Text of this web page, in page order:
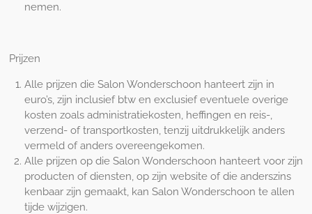
nemen.
Prijzen
Alle prijzen die Salon Wonderschoon hanteert zijn in
euro’s, zijn inclusief btw en exclusief eventuele overige
kosten zoals administratiekosten, heffingen en reis-,
verzend- of transportkosten, tenzij uitdrukkelijk anders
vermeld of anders overeengekomen.
Alle prijzen op die Salon Wonderschoon hanteert voor zijn
producten of diensten, op zijn website of die anderszins
kenbaar zijn gemaakt, kan Salon Wonderschoon te allen
tijde wijzigen.